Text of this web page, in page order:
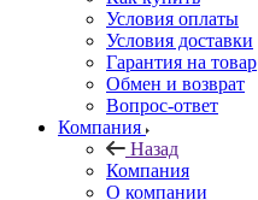
Условия оплаты
Условия доставки
Гарантия на товар
Обмен и возврат
Вопрос-ответ
Компания
Назад
Компания
О компании